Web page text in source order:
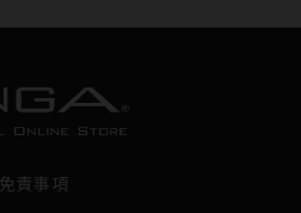
免責事項